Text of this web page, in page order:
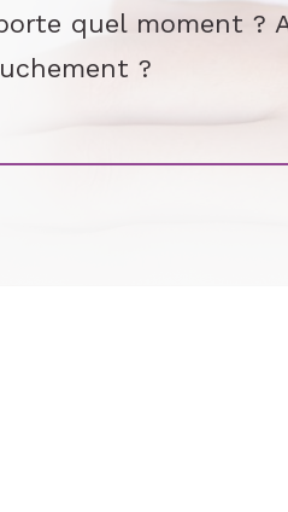
quel moment ?
?